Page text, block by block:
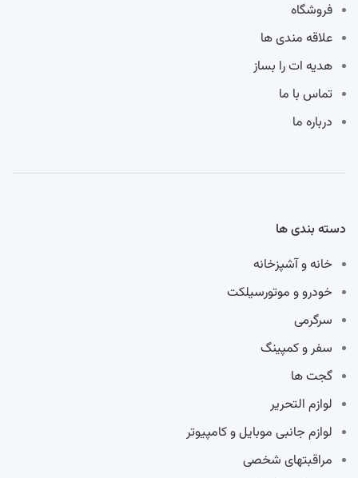
فروشگاه
علاقه مندی ها
هدیه ات را بساز
تماس با ما
درباره ما
دسته بندی ها
خانه و آشپزخانه
خودرو و موتورسیلکت
سرگرمی
سفر و کمپینگ
گجت ها
لوازم التحریر
لوازم جانبی موبایل و کامپیوتر
مراقبتهای شخصی